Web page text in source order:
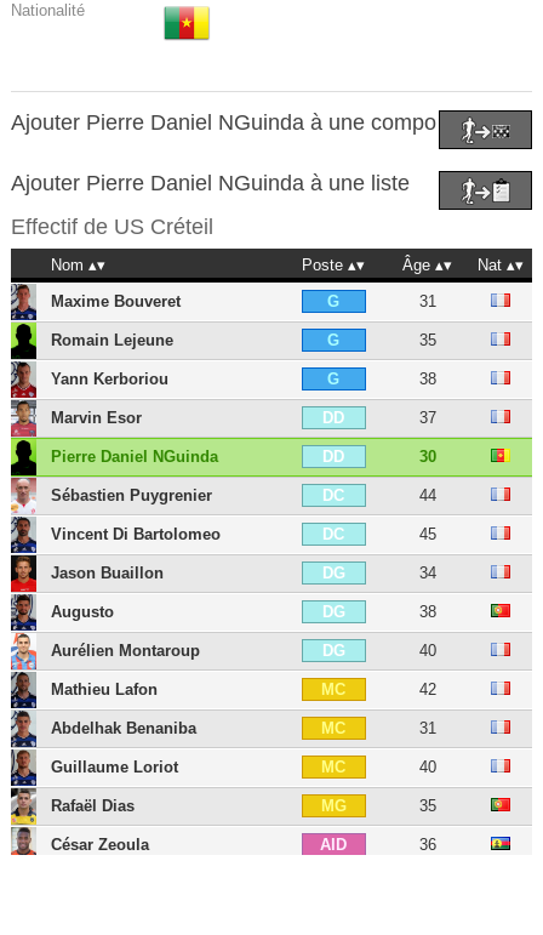
Nationalité
Ajouter Pierre Daniel NGuinda à une compo
Ajouter Pierre Daniel NGuinda à une liste
Effectif de US Créteil
Nom Poste Âge
Nat
Maxime Bouveret
G 31
Romain Lejeune G 35
Yann Kerboriou G 38
Marvin Esor DD 37
Pierre Daniel NGuinda DD 30
Sébastien Puygrenier DC 44
Vincent Di Bartolomeo DC 45
Jason Buaillon DG 34
Augusto DG 38
Aurélien Montaroup DG 40
Mathieu Lafon MC 42
Abdelhak Benaniba MC 31
Guillaume Loriot MC 40
Rafaël Dias MG 35
César Zeoula AID 36